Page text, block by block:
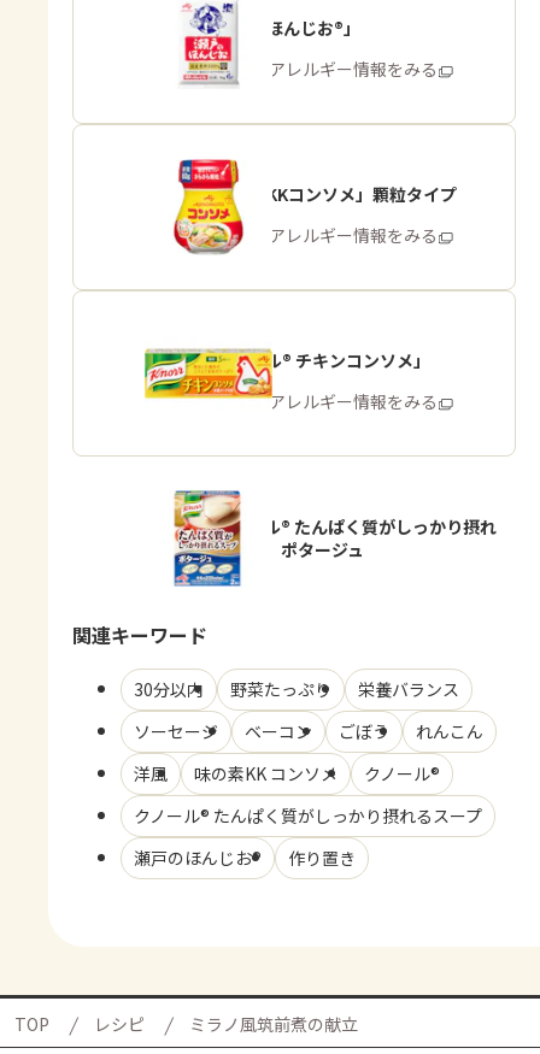
「瀬戸のほんじお®」
商品・アレルギー情報をみる
「味の素KKコンソメ」顆粒タイプ
商品・アレルギー情報をみる
「クノール® チキンコンソメ」
商品・アレルギー情報をみる
「クノール® たんぱく質がしっかり摂れ
るスープ」ポタージュ
関連キーワード
30分以内 野菜たっぷり
栄養バランス
ソーセージ
ベーコン ごぼう
れんこん
洋風
味の素KK コンソメ
クノール®
クノール® たんぱく質がしっかり摂れるスープ
瀬戸のほんじお®
作り置き
TOP レシピ ミラノ風筑前煮の献立